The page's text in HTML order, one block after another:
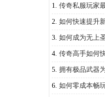
1. 传奇私服玩家
2. 如何快速提升
3. 如何成为无上
霸SF999传奇新服
4. 传奇高手如何
破天际
5. 拥有极品武器
6. 如何零成本畅